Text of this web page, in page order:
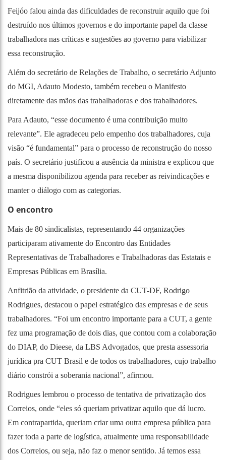
Feijóo falou ainda das dificuldades de reconstruir aquilo que foi
destruído nos últimos governos e do importante papel da classe
trabalhadora nas críticas e sugestões ao governo para viabilizar
essa reconstrução.
Além do secretário de Relações de Trabalho, o secretário Adjunto
do MGI, Adauto Modesto, também recebeu o Manifesto
diretamente das mãos das trabalhadoras e dos trabalhadores.
Para Adauto, “esse documento é uma contribuição muito
relevante”. Ele agradeceu pelo empenho dos trabalhadores, cuja
visão “é fundamental” para o processo de reconstrução do nosso
país. O secretário justificou a ausência da ministra e explicou que
a mesma disponibilizou agenda para receber as reivindicações e
manter o diálogo com as categorias.
O encontro
Mais de 80 sindicalistas, representando 44 organizações
participaram ativamente do Encontro das Entidades
Representativas de Trabalhadores e Trabalhadoras das Estatais e
Empresas Públicas em Brasília.
Anfitrião da atividade, o presidente da CUT-DF, Rodrigo
Rodrigues, destacou o papel estratégico das empresas e de seus
trabalhadores. “Foi um encontro importante para a CUT, a gente
fez uma programação de dois dias, que contou com a colaboração
do DIAP, do Dieese, da LBS Advogados, que presta assessoria
jurídica pra CUT Brasil e de todos os trabalhadores, cujo trabalho
diário constrói a soberania nacional”, afirmou.
Rodrigues lembrou o processo de tentativa de privatização dos
Correios, onde “eles só queriam privatizar aquilo que dá lucro.
Em contrapartida, queriam criar uma outra empresa pública para
fazer toda a parte de logística, atualmente uma responsabilidade
dos Correios, ou seja, não faz o menor sentido. Já temos essa